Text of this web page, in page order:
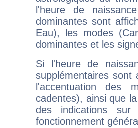
l'heure de
dominantes sont
Eau), les modes
dominantes et les
Si l'heure de
supplémentaires sont
l'accentuation des
cadentes), ainsi que
des indications sur
fonctionnement